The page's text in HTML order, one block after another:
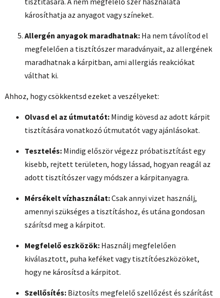
károsíthatja az anyagot vagy színeket.
Allergén anyagok maradhatnak: Ha nem távolítod el
megfelelően a tisztítószer maradványait, az allergének
maradhatnak a kárpitban, ami allergiás reakciókat
válthat ki.
Ahhoz, hogy csökkentsd ezeket a veszélyeket:
Olvasd el az útmutatót: Mindig kövesd az adott kárpit
tisztítására vonatkozó útmutatót vagy ajánlásokat.
Tesztelés: Mindig először végezz próbatisztítást egy
kisebb, rejtett területen, hogy lássad, hogyan reagál az
adott tisztítószer vagy módszer a kárpitanyagra.
Mérsékelt vízhasználat:Csak annyi vizet használj,
amennyi szükséges a tisztításhoz, és utána gondosan
szárítsd meg a kárpitot.
Megfelelő eszközök: Használj megfelelően
kiválasztott, puha keféket vagy tisztítóeszközöket,
hogy ne károsítsd a kárpitot.
Szellősítés: Biztosíts megfelelő szellőzést és szárítást